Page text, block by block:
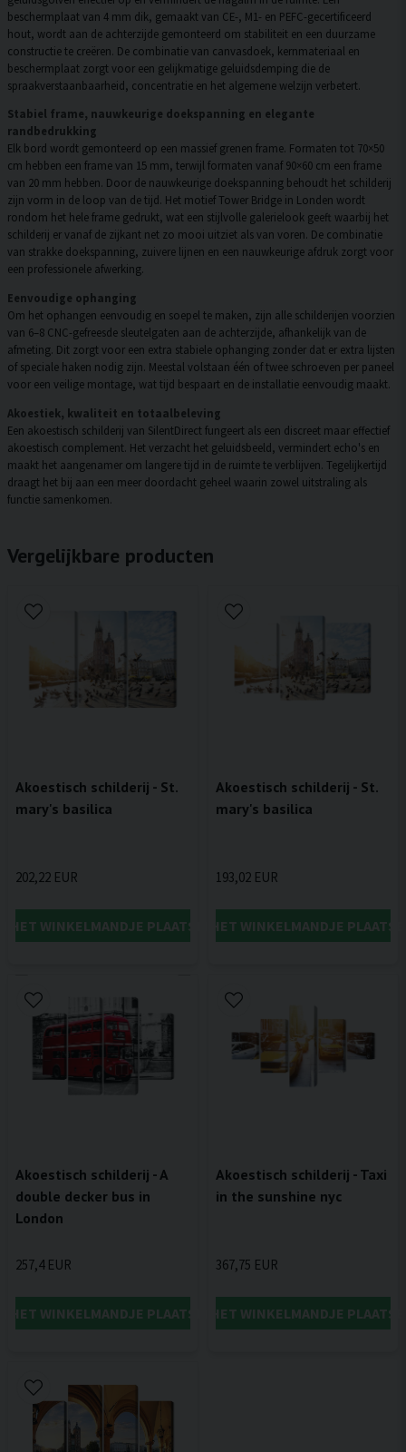
beschermplaat van 4 mm dik, gemaakt van CE-, M1- en PEFC-gecertificeerd
hout, wordt aan de achterzijde gemonteerd om stabiliteit en een duurzame
constructie te creëren. De combinatie van canvasdoek, kernmateriaal en
beschermplaat zorgt voor een gelijkmatige geluidsdemping die de
spraakverstaanbaarheid, concentratie en het algemene welzijn verbetert.
Stabiel frame, nauwkeurige doekspanning en elegante
randbedrukking
Elk bord wordt gemonteerd op een massief grenen frame. Formaten tot 70×50
cm hebben een frame van 15 mm, terwijl formaten vanaf 90×60 cm een frame
van 20 mm hebben. Door de nauwkeurige doekspanning behoudt het schilderij
zijn vorm in de loop van de tijd. Het motief Tower Bridge in Londen wordt
rondom het hele frame gedrukt, wat een stijlvolle galerielook geeft waarbij het
schilderij er vanaf de zijkant net zo mooi uitziet als van voren. De combinatie
van strakke doekspanning, zuivere lijnen en een nauwkeurige afdruk zorgt voor
een professionele afwerking.
Eenvoudige ophanging
Om het ophangen eenvoudig en soepel te maken, zijn alle schilderijen voorzien
van 6–8 CNC-gefreesde sleutelgaten aan de achterzijde, afhankelijk van de
afmeting. Dit zorgt voor een extra stabiele ophanging zonder dat er extra lijsten
of speciale haken nodig zijn. Meestal volstaan één of twee schroeven per paneel
voor een veilige montage, wat tijd bespaart en de installatie eenvoudig maakt.
Akoestiek, kwaliteit en totaalbeleving
Een akoestisch schilderij van SilentDirect fungeert als een discreet maar effectief
akoestisch complement. Het verzacht het geluidsbeeld, vermindert echo's en
maakt het aangenamer om langere tijd in de ruimte te verblijven. Tegelijkertijd
draagt het bij aan een meer doordacht geheel waarin zowel uitstraling als
functie samenkomen.
Vergelijkbare producten
Akoestisch schilderij - St.
mary's basilica
202,22 EUR
HET WINKELMANDJE PLAATSEN
Akoestisch schilderij - St.
mary's basilica
193,02 EUR
IN HET WINKELMANDJE
Akoestisch schilderij - A
double decker bus in
London
257,4 EUR
HET WINKELMANDJE PLAATSEN
Akoestisch schilderij - Taxi
in the sunshine nyc
367,75 EUR
IN HET WINKELMANDJE